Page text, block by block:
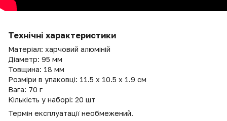
Технічні характеристики
Матеріал: харчовий алюміній
Діаметр: 95 мм
Товщина: 18 мм
Розміри в упаковці: 11.5 х 10.5 х 1.9 см
Вага: 70 г
Кількість у наборі: 20 шт
Термін експлуатації необмежений.